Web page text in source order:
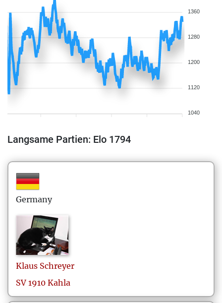
1360
1280
1200
1120
1040
Langsame Partien: Elo 1794
Germany
Klaus Schreyer
SV 1910 Kahla